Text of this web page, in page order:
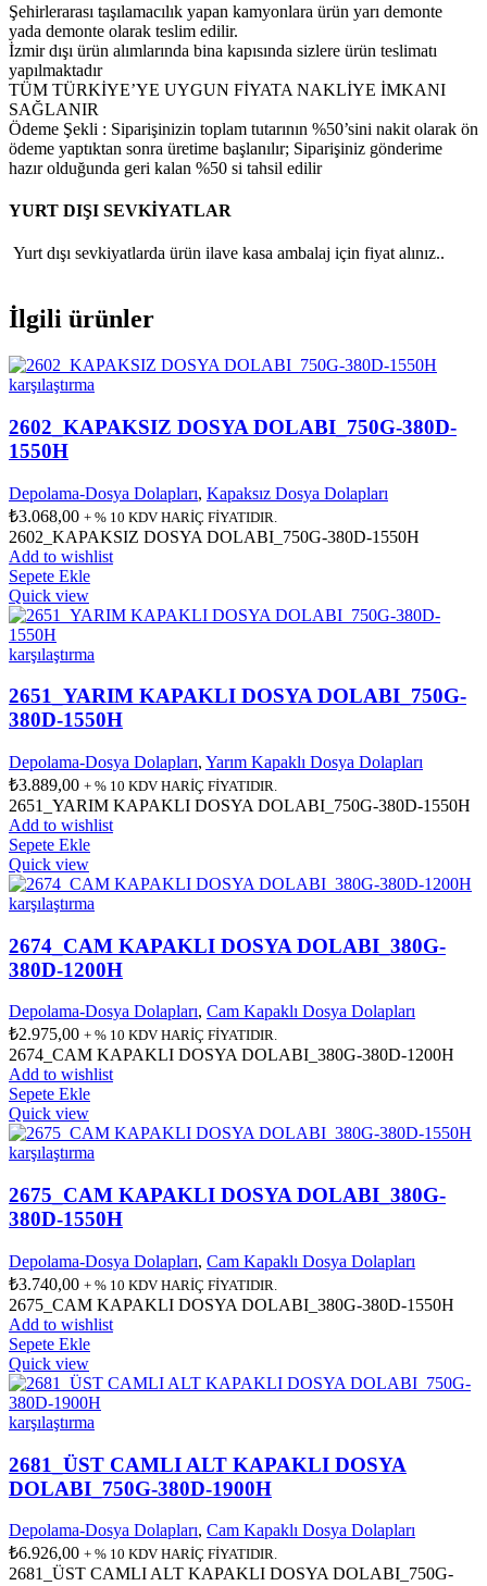
Şehirlerarası taşılamacılık yapan kamyonlara ürün yarı demonte
yada demonte olarak teslim edilir.
İzmir dışı ürün alımlarında bina kapısında sizlere ürün teslimatı
yapılmaktadır
TÜM TÜRKİYE’YE UYGUN FİYATA NAKLİYE İMKANI
SAĞLANIR
Ödeme Şekli : Siparişinizin toplam tutarının %50’sini nakit olarak ön
ödeme yaptıktan sonra üretime başlanılır; Siparişiniz gönderime
hazır olduğunda geri kalan %50 si tahsil edilir
YURT DIŞI SEVKİYATLAR
Yurt dışı sevkiyatlarda ürün ilave kasa ambalaj için fiyat alınız..
İlgili ürünler
karşılaştırma
2602_KAPAKSIZ DOSYA DOLABI_750G-380D-
1550H
Depolama-Dosya Dolapları, Kapaksız Dosya Dolapları
₺3.068,00 + % 10 KDV HARİÇ FİYATIDIR.
2602_KAPAKSIZ DOSYA DOLABI_750G-380D-1550H
Add to wishlist
Sepete Ekle
Quick view
karşılaştırma
2651_YARIM KAPAKLI DOSYA DOLABI_750G-
380D-1550H
Depolama-Dosya Dolapları, Yarım Kapaklı Dosya Dolapları
₺3.889,00 + % 10 KDV HARİÇ FİYATIDIR.
2651_YARIM KAPAKLI DOSYA DOLABI_750G-380D-1550H
Add to wishlist
Sepete Ekle
Quick view
karşılaştırma
2674_CAM KAPAKLI DOSYA DOLABI_380G-
380D-1200H
Depolama-Dosya Dolapları, Cam Kapaklı Dosya Dolapları
₺2.975,00 + % 10 KDV HARİÇ FİYATIDIR.
2674_CAM KAPAKLI DOSYA DOLABI_380G-380D-1200H
Add to wishlist
Sepete Ekle
Quick view
karşılaştırma
2675_CAM KAPAKLI DOSYA DOLABI_380G-
380D-1550H
Depolama-Dosya Dolapları, Cam Kapaklı Dosya Dolapları
₺3.740,00 + % 10 KDV HARİÇ FİYATIDIR.
2675_CAM KAPAKLI DOSYA DOLABI_380G-380D-1550H
Add to wishlist
Sepete Ekle
Quick view
karşılaştırma
2681_ÜST CAMLI ALT KAPAKLI DOSYA
DOLABI_750G-380D-1900H
Depolama-Dosya Dolapları, Cam Kapaklı Dosya Dolapları
₺6.926,00 + % 10 KDV HARİÇ FİYATIDIR.
2681_ÜST CAMLI ALT KAPAKLI DOSYA DOLABI_750G-